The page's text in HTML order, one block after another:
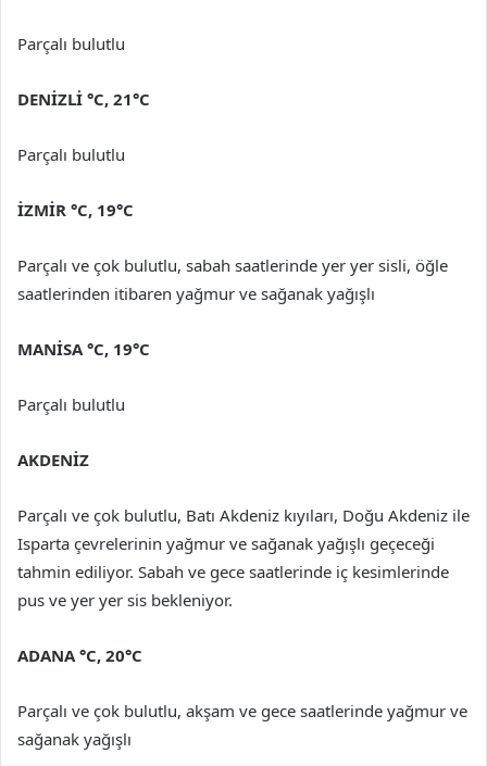
Parçalı bulutlu
DENİZLİ °C, 21°C
Parçalı bulutlu
İZMİR °C, 19°C
Parçalı ve çok bulutlu, sabah saatlerinde yer yer sisli, öğle
saatlerinden itibaren yağmur ve sağanak yağışlı
MANİSA °C, 19°C
Parçalı bulutlu
AKDENİZ
Parçalı ve çok bulutlu, Batı Akdeniz kıyıları, Doğu Akdeniz ile
Isparta çevrelerinin yağmur ve sağanak yağışlı geçeceği
tahmin ediliyor. Sabah ve gece saatlerinde iç kesimlerinde
pus ve yer yer sis bekleniyor.
ADANA °C, 20°C
Parçalı ve çok bulutlu, akşam ve gece saatlerinde yağmur ve
sağanak yağışlı